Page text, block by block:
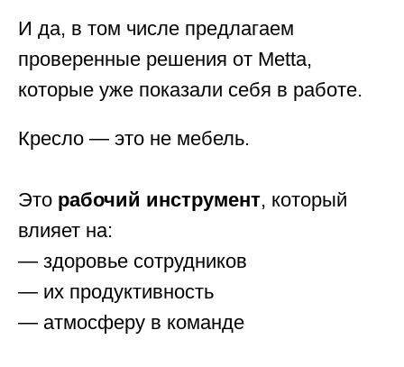
И да, в том числе предлагаем
проверенные решения от Metta,
которые уже показали себя в работе.
Кресло — это не мебель.
Это рабочий инструмент, который
влияет на:
— здоровье сотрудников
— их продуктивность
— атмосферу в команде
Разработка сайта: SH